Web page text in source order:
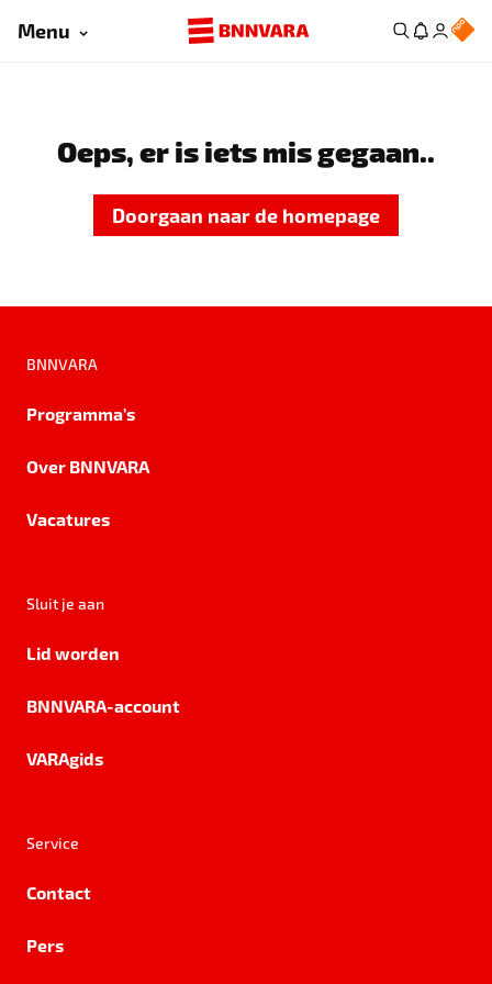
Menu
Oeps, er is iets mis gegaan..
Doorgaan naar de homepage
BNNVARA
Programma's
Over BNNVARA
Vacatures
Sluit je aan
Lid worden
BNNVARA-account
VARAgids
Service
Contact
Pers